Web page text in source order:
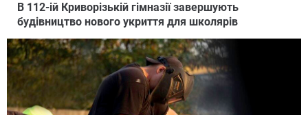
В 112-ій Криворізькій гімназії завершують
будівництво нового укриття для школярів